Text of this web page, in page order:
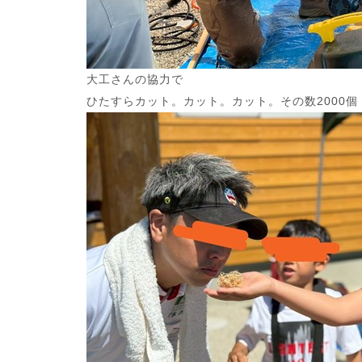
大工さんの協力で
ひたすらカット。カット。カット。その数2000個